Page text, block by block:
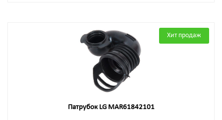
Хит продаж
Патрубок LG MAR61842101